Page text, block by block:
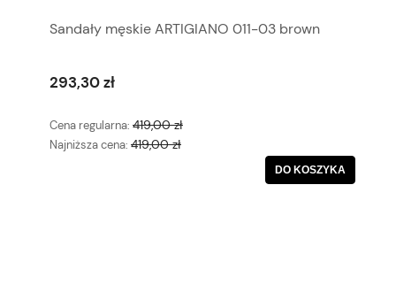
Sandały męskie ARTIGIANO 011-03 brown
293,30 zł
Cena regularna: 419,00 zł
Najniższa cena: 419,00 zł
DO KOSZYKA